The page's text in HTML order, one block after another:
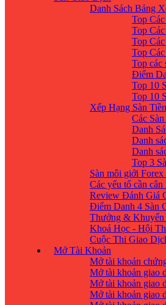
Danh Sách Bảng
Top
Top
Top
Top
Top các
Điểm
Top 10
Top 10
Xếp Hạng Sàn
Các
Danh
Danh
Danh
Top 3
Sàn môi giới
Các yếu tố cần
Review Đánh Giá
Điểm Danh 4 Sàn
Thưởng & Khuyến
Khoá Học - Hội
Cuộc Thi Giao
Mở Tài Khoản
Mở tài khoản
Mở tài khoản giao
Mở tài khoản giao
Mở tài khoản giao